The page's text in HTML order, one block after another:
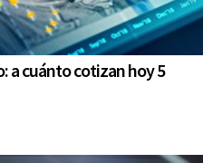
a cuánto cotizan hoy 5